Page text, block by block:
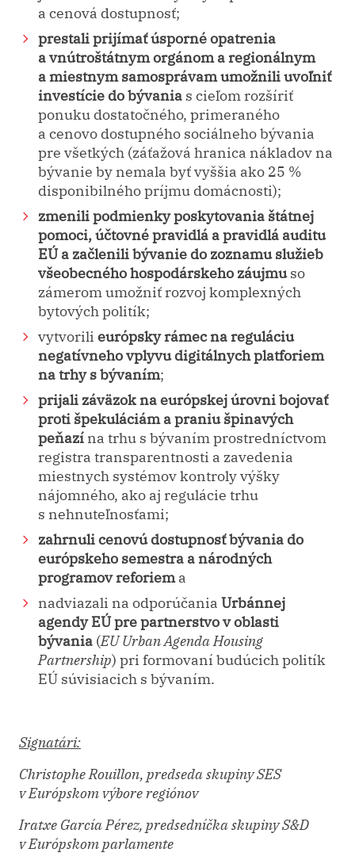
a cenová dostupnosť;
prestali prijímať úsporné opatrenia
a vnútroštátnym orgánom a regionálnym
a miestnym samosprávam umožnili uvoľniť
investície do bývania s cieľom rozšíriť
ponuku dostatočného, primeraného
a cenovo dostupného sociálneho bývania
pre všetkých (záťažová hranica nákladov na
bývanie by nemala byť vyššia ako 25 %
disponibilného príjmu domácnosti);
zmenili podmienky poskytovania štátnej
pomoci, účtovné pravidlá a pravidlá auditu
EÚ a začlenili bývanie do zoznamu služieb
všeobecného hospodárskeho záujmuso
zámerom umožniť rozvoj komplexných
bytových politík;
vytvorili európsky rámec na reguláciu
negatívneho vplyvu digitálnych platforiem
na trhy s bývaním;
prijali záväzok na európskej úrovni bojovať
proti špekuláciám a praniu špinavých
peňazí na trhu s bývaním prostredníctvom
registra transparentnosti a zavedenia
miestnych systémov kontroly výšky
nájomného, ako aj regulácie trhu
s nehnuteľnosťami;
zahrnuli cenovú dostupnosť bývania do
európskeho semestra a národných
programov reforiema
nadviazali na odporúčania Urbánnej
agendy EÚ pre partnerstvo v oblasti
bývania (EU Urban Agenda Housing
Partnership) pri formovaní budúcich politík
EÚ súvisiacich s bývaním.
Signatári:
Christophe Rouillon, predseda skupiny SES
v Európskom výbore regiónov
Iratxe García Pérez, predsedníčka skupiny S&D
v Európskom parlamente